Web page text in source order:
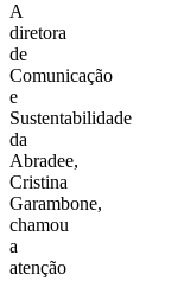
A
diretora
de
Comunicação
e
Sustentabilidade
da
Abradee,
Cristina
Garambone,
chamou
a
atenção